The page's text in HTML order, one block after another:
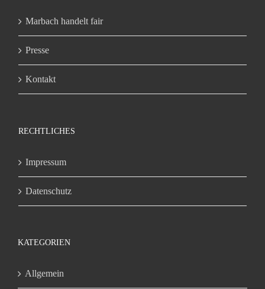
Marbach handelt fair
Presse
Kontakt
RECHTLICHES
Impressum
Datenschutz
KATEGORIEN
Allgemein